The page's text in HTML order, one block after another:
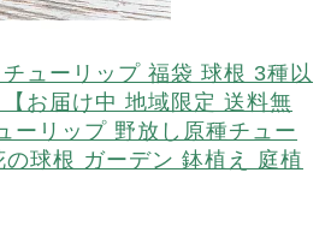
ューリップ 福袋 球根 3種以
【お届け中 地域限定 送料無
ーリップ 野放し原種チュー
の球根 ガーデン 鉢植え 庭植